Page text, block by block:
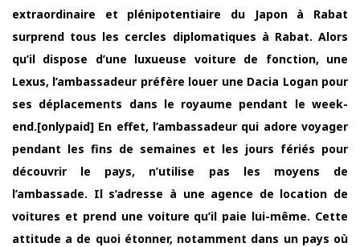
extraordinaire et plénipotentiaire du Japon à Rabat
surprend tous les cercles diplomatiques à Rabat. Alors
qu’il dispose d’une luxueuse voiture de fonction, une
Lexus, l’ambassadeur préfère louer une Dacia Logan pour
ses déplacements dans le royaume pendant le week-
end.[onlypaid] En effet, l’ambassadeur qui adore voyager
pendant les fins de semaines et les jours fériés pour
découvrir le pays, n’utilise pas les moyens de
l’ambassade. Il s’adresse à une agence de location de
voitures et prend une voiture qu’il paie lui-même. Cette
attitude a de quoi étonner, notamment dans un pays où